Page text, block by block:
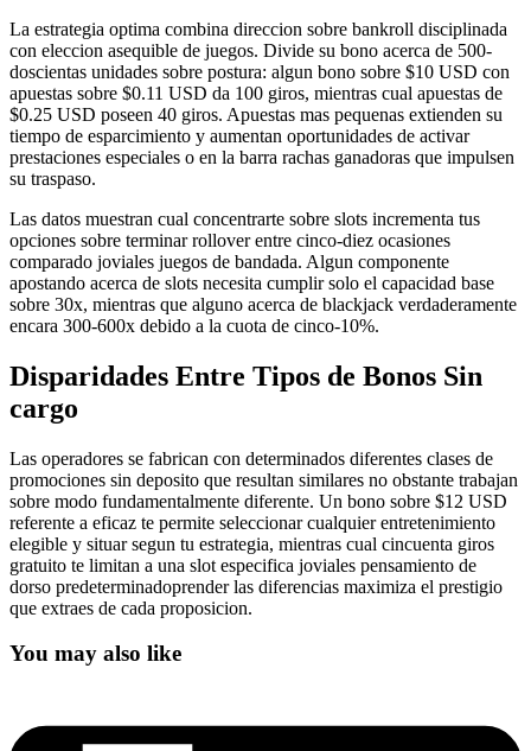
La estrategia optima combina direccion sobre bankroll disciplinada
con eleccion asequible de juegos. Divide su bono acerca de 500-
doscientas unidades sobre postura: algun bono sobre $10 USD con
apuestas sobre $0.11 USD da 100 giros, mientras cual apuestas de
$0.25 USD poseen 40 giros. Apuestas mas pequenas extienden su
tiempo de esparcimiento y aumentan oportunidades de activar
prestaciones especiales o en la barra rachas ganadoras que impulsen
su traspaso.
Las datos muestran cual concentrarte sobre slots incrementa tus
opciones sobre terminar rollover entre cinco-diez ocasiones
comparado joviales juegos de bandada. Algun componente
apostando acerca de slots necesita cumplir solo el capacidad base
sobre 30x, mientras que alguno acerca de blackjack verdaderamente
encara 300-600x debido a la cuota de cinco-10%.
Disparidades Entre Tipos de Bonos Sin
cargo
Las operadores se fabrican con determinados diferentes clases de
promociones sin deposito que resultan similares no obstante trabajan
sobre modo fundamentalmente diferente. Un bono sobre $12 USD
referente a eficaz te permite seleccionar cualquier entretenimiento
elegible y situar segun tu estrategia, mientras cual cincuenta giros
gratuito te limitan a una slot especifica joviales pensamiento de
dorso predeterminadoprender las diferencias maximiza el prestigio
que extraes de cada proposicion.
You may also like